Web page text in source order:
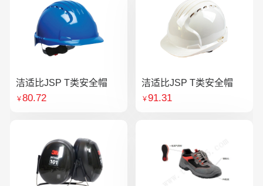
洁适比JSP T类安全帽
￥80.72
洁适比JSP T类安全帽
￥91.31